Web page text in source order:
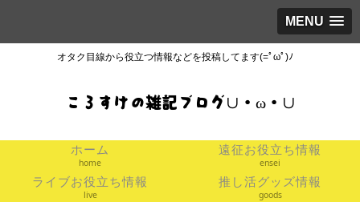
MENU
オタク目線から役立つ情報などを投稿してます(=ﾟωﾟ)ﾉ
ころすけの雑記ブログ∪・ω・∪
ホーム
home
遠征お役立ち情報
ensei
ライブお役立ち情報
live
推し活グッズ情報
goods